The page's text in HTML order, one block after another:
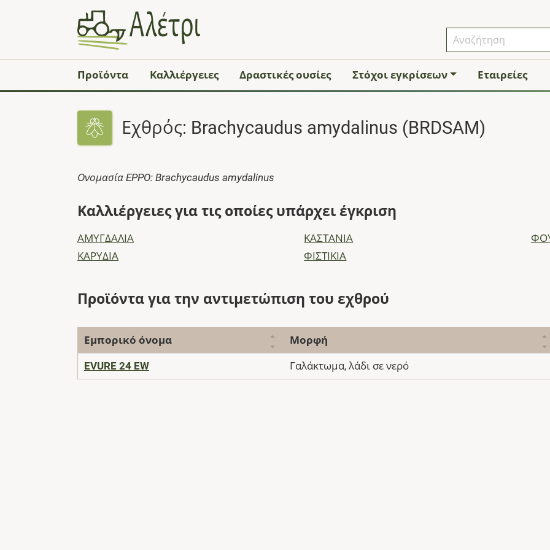
Προϊόντα Καλλιέργειες Δραστικές ουσίες Στόχοι εγκρίσεων Εταιρείες
Εχθρός: Brachycaudus amydalinus (BRDSAM)
Ονομασία EPPO: Brachycaudus amydalinus
Καλλιέργειες για τις οποίες υπάρχει έγκριση
ΑΜΥΓΔΑΛΙΑ
ΚΑΡΥΔΙΑ
ΚΑΣΤΑΝΙΑ
ΦΙΣΤΙΚΙΑ
Προϊόντα για την αντιμετώπιση του εχθρού
Εμπορικό όνομα Μορφή
EVURE 24 EW Γαλάκτωμα, λάδι σε νερό